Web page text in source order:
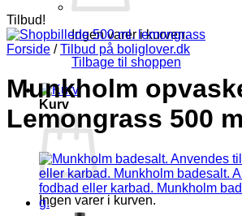
Ingen varer i kurven.
Tilbage til shoppen
Kurv
Ingen varer i kurven.
Tilbud!
Forside / Tilbud på boliglover.dk
Munkholm
Lemongrass 500